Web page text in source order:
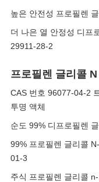
높은 안전성 프로필렌
더 나은 열 안정성 디프
29911-28-2
프로필렌 글리콜
CAS 번호 96077-04-2
투명 액체
순도 99% 디프로필렌
99% 프로필렌 글리콜
01-3
주식 프로필렌 글리콜